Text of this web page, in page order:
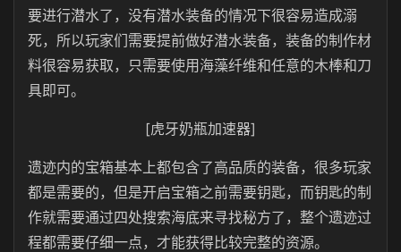
要进行潜水了，没有潜水装备的情况下很容易造成溺
死，所以玩家们需要提前做好潜水装备，装备的制作材
料很容易获取，只需要使用海藻纤维和任意的木棒和刀
具即可。
[虎牙奶瓶加速器]
遗迹内的宝箱基本上都包含了高品质的装备，很多玩家
都是需要的，但是开启宝箱之前需要钥匙，而钥匙的制
作就需要通过四处搜索海底来寻找秘方了，整个遗迹过
程都需要仔细一点，才能获得比较完整的资源。